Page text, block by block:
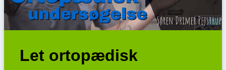
Let ortopædisk